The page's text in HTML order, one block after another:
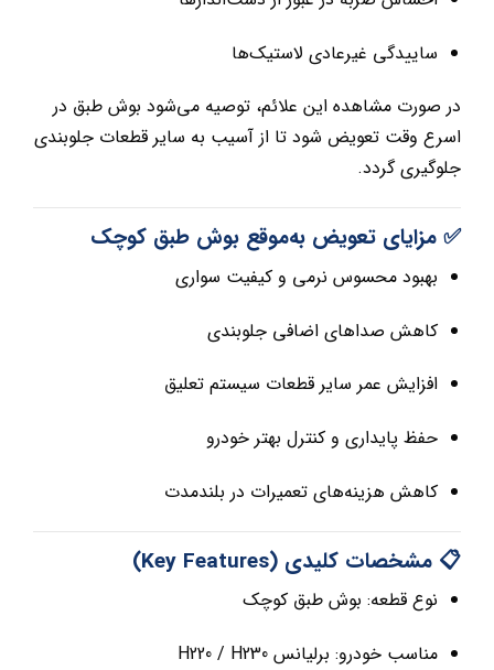
ساییدگی غیرعادی لاستیک‌ها
در صورت مشاهده این علائم، توصیه می‌شود بوش طبق در
اسرع وقت تعویض شود تا از آسیب به سایر قطعات جلوبندی
جلوگیری گردد.
✅ مزایای تعویض به‌موقع بوش طبق کوچک
بهبود محسوس نرمی و کیفیت سواری
کاهش صداهای اضافی جلوبندی
افزایش عمر سایر قطعات سیستم تعلیق
حفظ پایداری و کنترل بهتر خودرو
کاهش هزینه‌های تعمیرات در بلندمدت
📋 مشخصات کلیدی (Key Features)
نوع قطعه: بوش طبق کوچک
مناسب خودرو: برلیانس H220 / H230